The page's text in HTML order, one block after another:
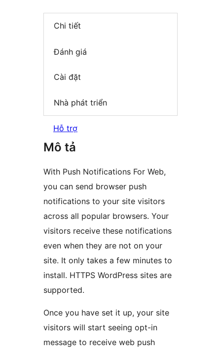
Chi tiết
Đánh giá
Cài đặt
Nhà phát triển
Hỗ trợ
Mô tả
With Push Notifications For Web,
you can send browser push
notifications to your site visitors
across all popular browsers. Your
visitors receive these notifications
even when they are not on your
site. It only takes a few minutes to
install. HTTPS WordPress sites are
supported.
Once you have set it up, your site
visitors will start seeing opt-in
message to receive web push